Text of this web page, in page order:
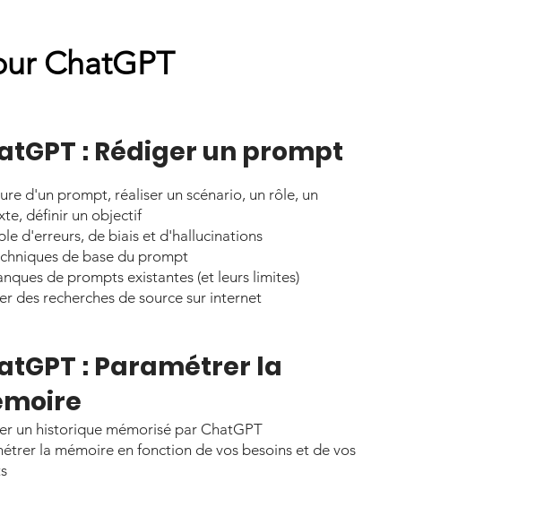
ChatGPT
: Rédiger un prompt
d'un prompt, réaliser un scénario, un rôle, un
définir un objectif
d'erreurs, de biais et d'hallucinations
de base du prompt
de prompts existantes (et leurs limites)
des recherches de source sur internet
: Paramétrer la
un historique mémorisé par ChatGPT
la mémoire en fonction de vos besoins et de vos